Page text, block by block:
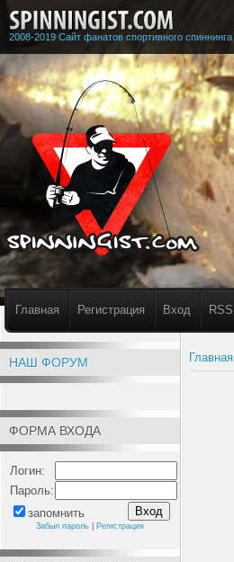
2008-2019 Сайт фанатов спортивного спиннинга
Главная Регистрация Вход RSS
НАШ ФОРУМ
ФОРМА ВХОДА
Логин:
Пароль:
запомнить
Забыл пароль Регистрация
Главная